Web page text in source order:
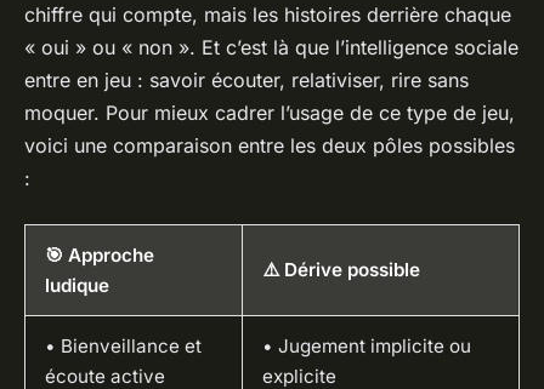
chiffre qui compte, mais les histoires derrière chaque
« oui » ou « non ». Et c’est là que l’intelligence sociale
entre en jeu : savoir écouter, relativiser, rire sans
moquer. Pour mieux cadrer l’usage de ce type de jeu,
voici une comparaison entre les deux pôles possibles
:
🎯 Approche
ludique
⚠️ Dérive possible
• Bienveillance et
écoute active
• Jugement implicite ou
explicite